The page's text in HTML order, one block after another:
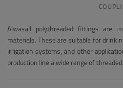
Alwasail polythreaded fittings are
materials. These are suitable for
irrigation systems, and other
production line a wide range of